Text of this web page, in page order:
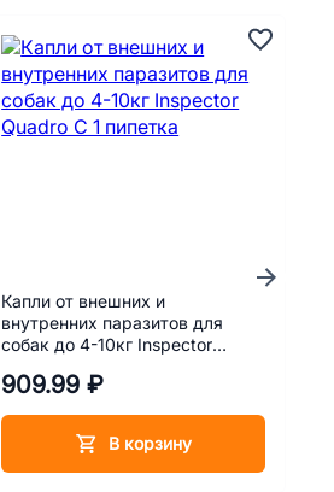
Капли от внешних и
внутренних паразитов для
собак до 4-10кг Inspector
909.99 ₽
В корзину